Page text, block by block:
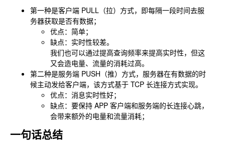
第一种是客户端 PULL（拉）方式，即每隔一段时间去服
务器获取是否有数据；
优点：简单；
缺点：实时性较差。
我们也可以通过提高查询频率来提高实时性，但这
又会造电量、流量的消耗过高。
第二种是服务端 PUSH（推）方式，服务器在有数据的时
候主动发给客户端，该方式基于 TCP 长连接方式实现。
优点：消息实时性好；
缺点：要保持 APP 客户端和服务端的长连接心跳，
会带来额外的电量和流量消耗；
一句话总结